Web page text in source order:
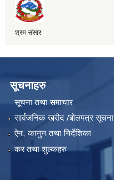
श्रम संसार
सूचनाहरु
सूचना तथा समाचार
सार्वजनिक खरीद /बोलपत्र सूचना
ऐन, कानुन तथा निर्देशिका
कर तथा शुल्कहरु